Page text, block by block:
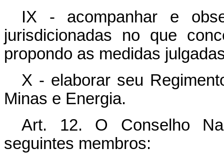
IX - acompanhar e
jurisdicionadas no que
propondo as medidas
X - elaborar seu
Minas e Energia.
Art. 12. O Conselho
seguintes membros: